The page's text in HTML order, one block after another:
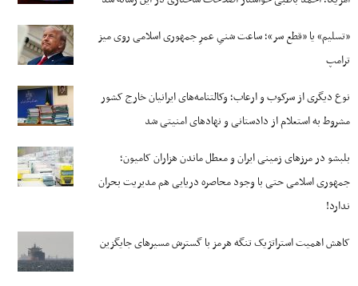
«تسلیم» یا «قطع سر»؛ ساعت شنیِ عمرِ جمهوری اسلامی روی میز
ترامپ
نوع دیگری از سرکوب و ارعاب؛ وکالتنامه‌های ایرانیان خارج کشور
مشروط به استعلام از دادستانی و نهادهای امنیتی شد
بلبشو در مرزهای زمینی ایران و معطل ماندن هزاران کامیون؛
جمهوری اسلامی حتی با وجود محاصره دریایی هم مدیریت بحران
ندارد!
کاهش اهمیت استراتژیک تنگه‌ هرمز با گسترش مسیرهای جایگزین